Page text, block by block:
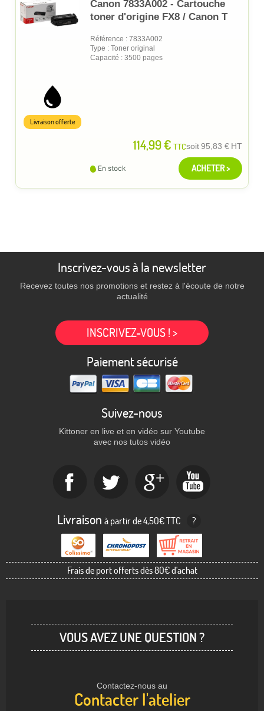
Canon 7833A002 - Cartouche
toner d'origine FX8 / Canon T
Référence : 7833A002
Type : Toner original
Capacité : 3500 pages
114,99 € TTCsoit95,83 € HT
Livraison offerte
En stock ACHETER >
Inscrivez-vous à la newsletter
Recevez toutes nos promotions et restez à l'écoute de notre
actualité
INSCRIVEZ-VOUS ! >
Paiement sécurisé
Suivez-nous
Kittoner en live et en vidéo sur Youtube
avec nos tutos vidéo
Livraison à partir de 4,50€ TTC ?
Frais de port offerts dès 80€ d'achat
VOUS AVEZ UNE QUESTION ?
Contactez-nous au
Contacter l'atelier